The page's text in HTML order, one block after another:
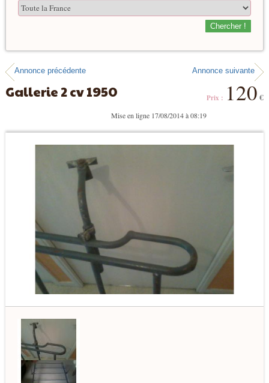
Chercher !
Annonce précédente Annonce suivante
Gallerie 2 cv 1950 Prix : 120 €
Mise en ligne 17/08/2014 à 08:19